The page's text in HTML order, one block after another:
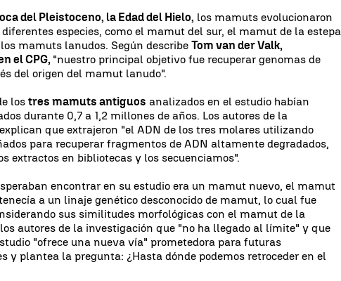
del Pleistoceno, la Edad del Hielo, los mamuts evolucionaron
especies, como el mamut del sur, el mamut de la estepa
mamuts lanudos. Según describeTom van der Valk,
el CPG, "nuestro principal objetivo fue recuperar genomas de
del origen del mamut lanudo".
lostres mamuts antiguos analizados en el estudio habían
durante 0,7 a 1,2 millones de años. Los autores de la
que extrajeron "el ADN de los tres molares utilizando
para recuperar fragmentos de ADN altamente degradados,
extractos en bibliotecas y los secuenciamos".
encontrar en su estudio era un mamut nuevo, el mamut
a un linaje genético desconocido de mamut, lo cual fue
sus similitudes morfológicas con el mamut de la
autores de la investigación que "no ha llegado al límite" y que
"ofrece una nueva vía" prometedora para futuras
y plantea la pregunta: ¿Hasta dónde podemos retroceder en el